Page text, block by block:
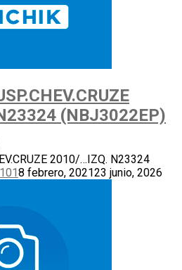
(NBJ3022EP)
2010/…IZQ. N23324
8 febrero, 202123 junio, 2026